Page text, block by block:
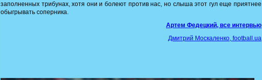
заполненных трибунах, хотя они и болеют против нас, но слыша этот гул еще приятнее
обыгрывать соперника.
Артем Федецкий, все интервью
Дмитрий Москаленко, football.ua